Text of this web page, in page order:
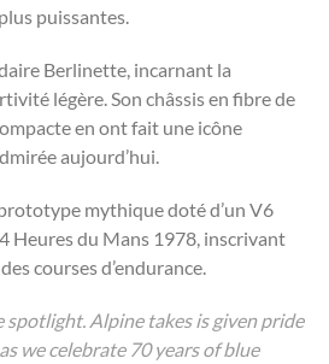
puissantes.
Berlinette, incarnant la
légère. Son châssis en fibre de
en ont fait une icône
aujourd’hui.
mythique doté d’un V6
Heures du Mans 1978, inscrivant
courses d’endurance.
spotlight. Alpine takes is given pride
we celebrate 70 years of blue